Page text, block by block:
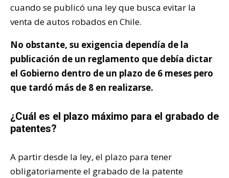
cuando se publicó una ley que busca evitar la
venta de autos robados en Chile.
No obstante, su exigencia dependía de la
publicación de un reglamento que debía dictar
el Gobierno dentro de un plazo de 6 meses pero
que tardó más de 8 en realizarse.
¿Cuál es el plazo máximo para el grabado de
patentes?
A partir desde la ley, el plazo para tener
obligatoriamente el grabado de la patente